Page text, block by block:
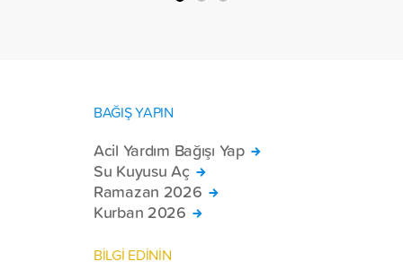
BAĞIŞ YAPIN
Acil Yardım Bağışı Yap
Su Kuyusu Aç
Ramazan 2026
Kurban 2026
BİLGİ EDİNİN